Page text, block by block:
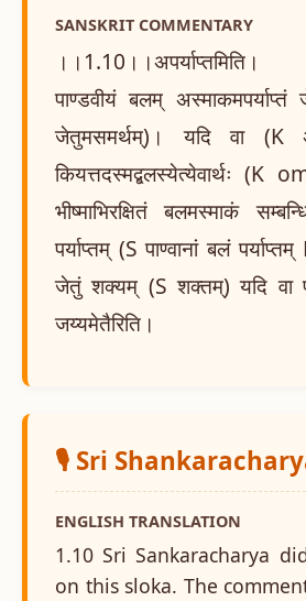
SANSKRIT COMMENTARY
।।1.10।।अपर्याप्तमिति।
पाण्डवीयं बलम्
जेतुमसमर्थम्)। यदि वा (K
कियत्तदस्मद्बलस्येत्येवार्थः
भीष्माभिरक्षितं बलमस्माकं
पर्याप्तम् (S पाण्वानां बलं
जेतुं शक्यम् (S शक्तम्) यदि वा
जय्यमेतैरिति।
🎙️ Sri
ENGLISH TRANSLATION
1.10 Sri Sankaracharya
on this sloka. The